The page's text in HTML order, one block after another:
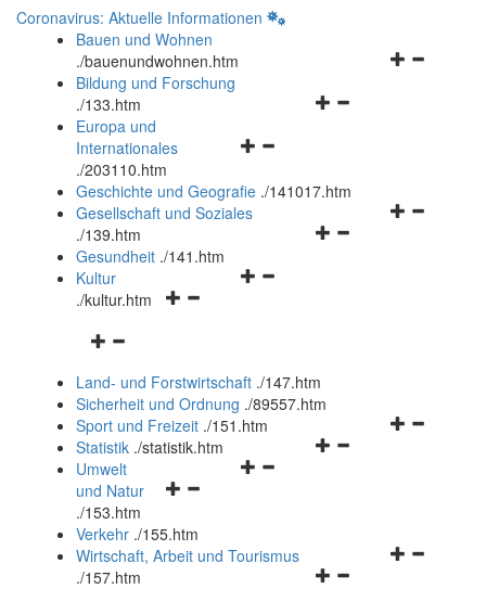
Coronavirus: Aktuelle Informationen
Bauen und Wohnen
./bauenundwohnen.htm
Navigationsmenü
Bildung und Forschung
./133.htm
Navigationsmenü
und
schließen
Europa und
Internationales
./203110.htm
Geschichte und Geografie ./141017.htm
Navigationsmenü
Gesellschaft und Soziales
./139.htm
Navigationsmenü
Gesundheit ./141.htm
Navigationsmenü
Kultur
./kultur.htm
Navigationsmenü
und
schließen
Land- und Forstwirtschaft ./147.htm
Sicherheit und Ordnung ./89557.htm
Navigationsmenü
Sport und Freizeit ./151.htm
Navigationsmenü
Statistik ./statistik.htm
Navigationsmenü
und
schließen
Umwelt
und Natur
./153.htm
Verkehr ./155.htm
Navigationsmenü
Wirtschaft, Arbeit und Tourismus
./157.htm